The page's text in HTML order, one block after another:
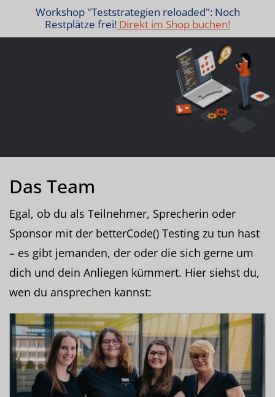
Workshop "Teststrategien reloaded": Noch
Restplätze frei! Direkt im Shop buchen!
Das Team
Egal, ob du als Teilnehmer, Sprecherin oder
Sponsor mit der betterCode() Testing zu tun hast
– es gibt jemanden, der oder die sich gerne um
dich und dein Anliegen kümmert. Hier siehst du,
wen du ansprechen kannst: